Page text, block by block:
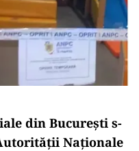
din București s-
Naționale